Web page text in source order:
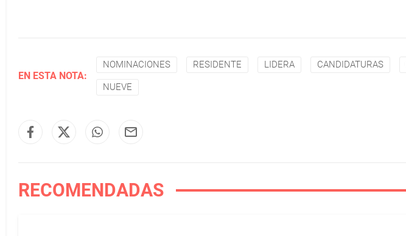
EN ESTA NOTA:
NOMINACIONES RESIDENTE LIDERA CANDIDATURAS
NUEVE
RECOMENDADAS